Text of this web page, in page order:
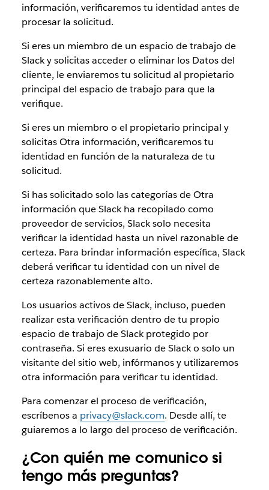
información, verificaremos tu identidad antes de
procesar la solicitud.
Si eres un miembro de un espacio de trabajo de
Slack y solicitas acceder o eliminar los Datos del
cliente, le enviaremos tu solicitud al propietario
principal del espacio de trabajo para que la
verifique.
Si eres un miembro o el propietario principal y
solicitas Otra información, verificaremos tu
identidad en función de la naturaleza de tu
solicitud.
Si has solicitado solo las categorías de Otra
información que Slack ha recopilado como
proveedor de servicios, Slack solo necesita
verificar la identidad hasta un nivel razonable de
certeza. Para brindar información específica, Slack
deberá verificar tu identidad con un nivel de
certeza razonablemente alto.
Los usuarios activos de Slack, incluso, pueden
realizar esta verificación dentro de tu propio
espacio de trabajo de Slack protegido por
contraseña. Si eres exusuario de Slack o solo un
visitante del sitio web, infórmanos y utilizaremos
otra información para verificar tu identidad.
Para comenzar el proceso de verificación,
escríbenos a privacy@slack.com. Desde allí, te
guiaremos a lo largo del proceso de verificación.
¿Con quién me comunico si
tengo más preguntas?